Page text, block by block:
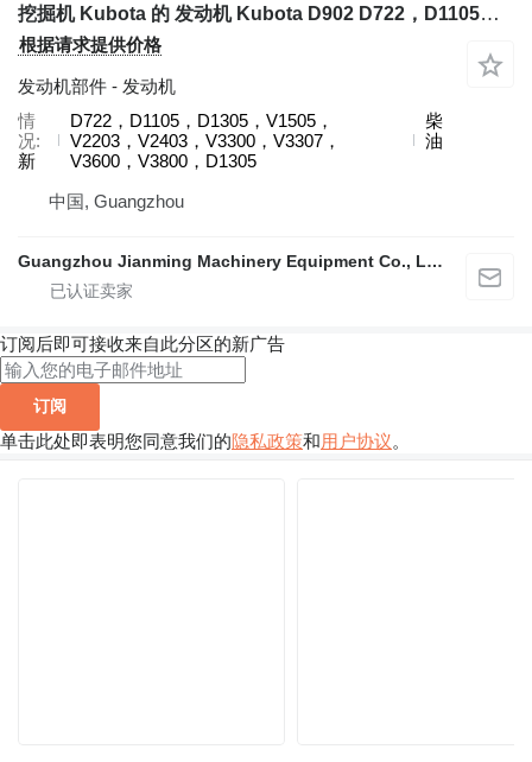
挖掘机 Kubota 的 发动机 Kubota D902 D722，D1105，D1305，V1505，V2203，V2403，V3300，V3307，V3600，V3800，D1305
根据请求提供价格
发动机部件 - 发动机
情
况
新
D722，D1105，D1305，V1505，
V2203，V2403，V3300，V3307，
V3600，V3800，D1305
柴
油
中国, Guangzhou
Guangzhou Jianming Machinery Equipment Co., Ltd.
订阅后即可接收来自此分区的新广告
订阅
单击此处即表明您同意我们的隐私政策和用户协议。